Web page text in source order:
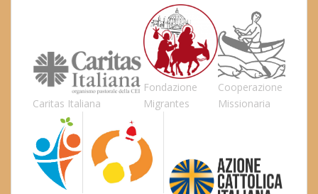
Caritas Italiana
Fondazione
Migrantes
Cooperazione
Missionaria